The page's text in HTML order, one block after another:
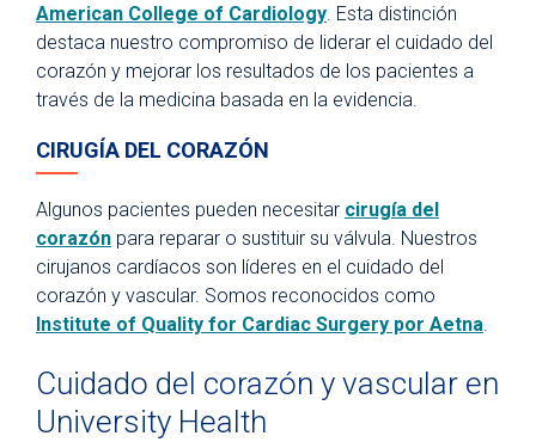
American College of Cardiology . Esta distinción
destaca nuestro compromiso de liderar el cuidado del
corazón y mejorar los resultados de los pacientes a
través de la medicina basada en la evidencia.
CIRUGÍA DEL CORAZÓN
Algunos pacientes pueden necesitar cirugía del
corazón para reparar o sustituir su válvula. Nuestros
cirujanos cardíacos son líderes en el cuidado del
corazón y vascular. Somos reconocidos como
Institute of Quality for Cardiac Surgery por Aetna
Cuidado del corazón y vascular en
University Health